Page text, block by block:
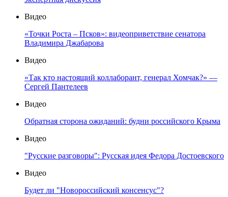
Видео
«Точки Роста – Псков»: видеоприветствие сенатора
Владимира Джабарова
Видео
«Так кто настоящий коллаборант, генерал Хомчак?» —
Сергей Пантелеев
Видео
Обратная сторона ожиданий: будни российского Крыма
Видео
"Русские разговоры": Русская идея Федора Достоевского
Видео
Будет ли "Новороссийский консенсус"?